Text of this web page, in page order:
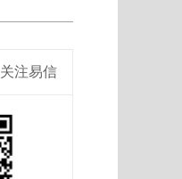
关注易信